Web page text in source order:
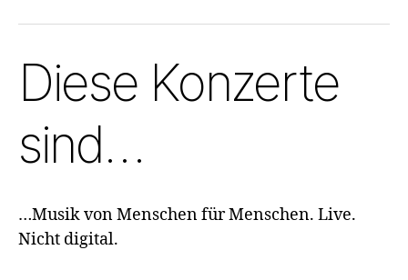
Diese Konzerte
sind…
…Musik von Menschen für Menschen. Live.
Nicht digital.